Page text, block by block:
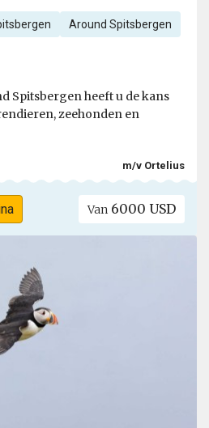
Around Spitsbergen
Spitsbergen heeft u de kans
zeehonden en
m/v Ortelius
Van 6000 USD